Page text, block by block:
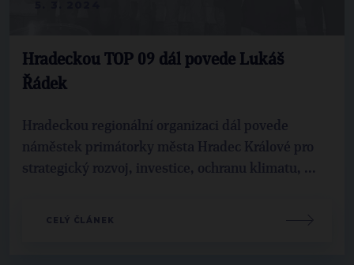
Hradeckou TOP 09 dál povede Lukáš
Řádek
Hradeckou regionální organizaci dál povede
náměstek primátorky města Hradec Králové pro
strategický rozvoj, investice, ochranu klimatu, ...
CELÝ ČLÁNEK